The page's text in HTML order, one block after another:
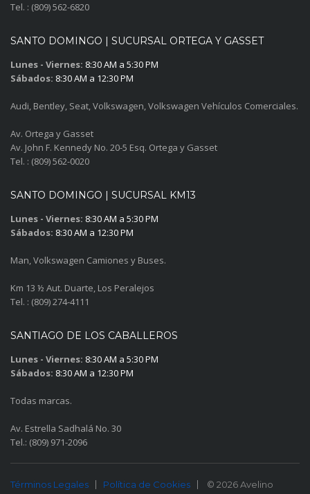
Tel. : (809) 562-6820
SANTO DOMINGO | SUCURSAL ORTEGA Y GASSET
Lunes - Viernes: 8:30 AM a 5:30 PM
Sábados: 8:30 AM a 12:30 PM
Audi, Bentley, Seat, Volkswagen, Volkswagen Vehículos Comerciales.
Av. Ortega y Gasset
Av. John F. Kennedy No. 20-5 Esq. Ortega y Gasset
Tel. : (809) 562-0020
SANTO DOMINGO | SUCURSAL KM13
Lunes - Viernes: 8:30 AM a 5:30 PM
Sábados: 8:30 AM a 12:30 PM
Man, Volkswagen Camiones y Buses.
Km 13 ½ Aut. Duarte, Los Peralejos
Tel. : (809) 274-4111
SANTIAGO DE LOS CABALLEROS
Lunes - Viernes: 8:30 AM a 5:30 PM
Sábados: 8:30 AM a 12:30 PM
Todas marcas.
Av. Estrella Sadhalá No. 30
Tel.: (809) 971-2096
Términos Legales Política de Cookies © 2026 Avelino